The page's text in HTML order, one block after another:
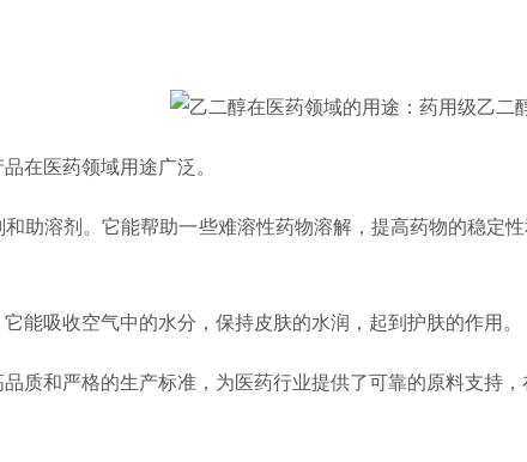
在医药领域用途广泛。
和助溶剂。它能帮助一些难溶性药物溶解，提高药物的稳定
能吸收空气中的水分，保持皮肤的水润，起到护肤的作用。
质和严格的生产标准，为医药行业提供了可靠的原料支持